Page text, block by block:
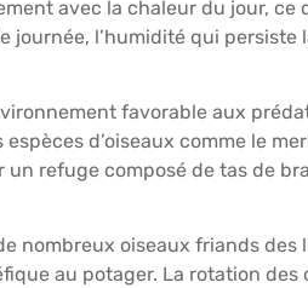
avec la chaleur du jour, ce
journée, l’humidité qui
favorable aux
d’oiseaux comme le
refuge composé de tas de
nombreux oiseaux friands des
au potager. La rotation